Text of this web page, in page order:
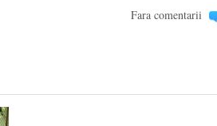
Fara comentarii